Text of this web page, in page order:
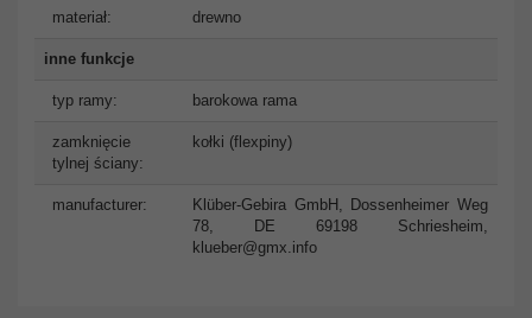
materiał: drewno
inne funkcje
typ ramy: barokowa rama
zamknięcie
tylnej ściany:
kołki (flexpiny)
manufacturer:
Klüber-Gebira GmbH, Dossenheimer Weg
78, DE 69198 Schriesheim,
klueber@gmx.info